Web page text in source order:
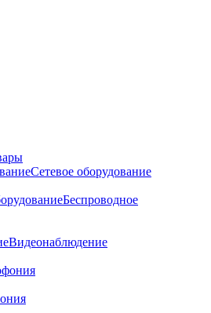
Сетевое оборудование
Беспроводное
Видеонаблюдение